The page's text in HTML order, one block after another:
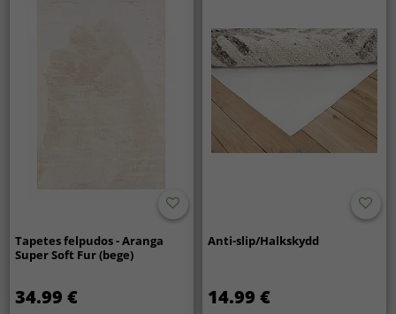
Tapetes felpudos - Aranga
Super Soft Fur (bege)
34.99 €
Anti-slip/Halkskydd
14.99 €